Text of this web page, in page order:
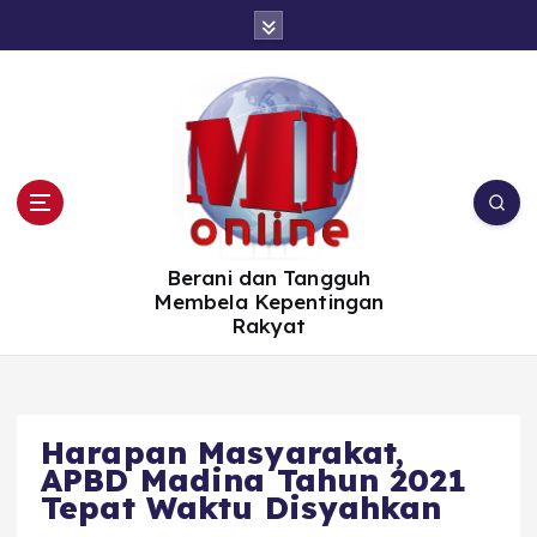
Berani dan Tangguh
Membela Kepentingan
Rakyat
Harapan Masyarakat,
APBD Madina Tahun 2021
Tepat Waktu Disyahkan